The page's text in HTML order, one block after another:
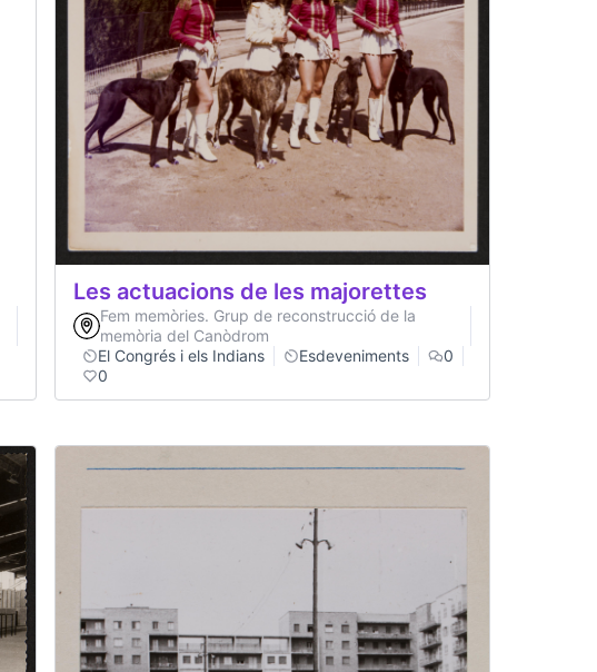
Les actuacions de les majorettes
Fem memòries. Grup de reconstrucció de la
memòria del Canòdrom
El Congrés i els Indians
Esdeveniments
0
0